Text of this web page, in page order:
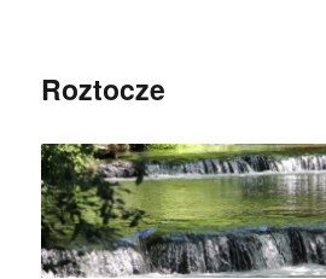
Roztocze